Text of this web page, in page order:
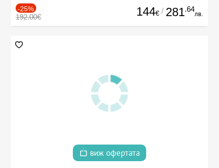
-25%
192.00€ 144€ / 281.64
лв.
виж офертата